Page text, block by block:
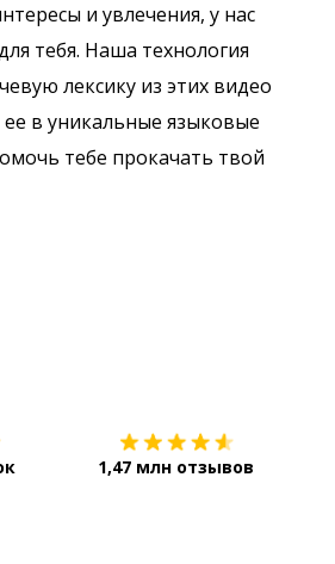
и увлечения, у нас
тебя. Наша технология
лексику из этих видео
в уникальные языковые
тебе прокачать твой
1,47 млн отзывов